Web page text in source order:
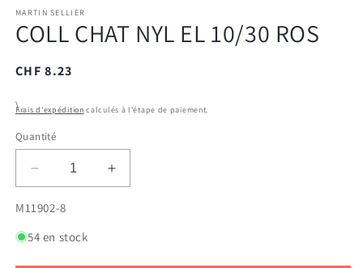
média
1
dans
modale
MARTIN SELLIER
COLL CHAT NYL EL 10/30 ROS
Prix
CHF 8.23
\Frais d'expédition calculés à l'étape de paiement.
Quantité
Réduire
la
quantité
COLL
Augmenter
la
SKU:
M11902-8
54 en stock